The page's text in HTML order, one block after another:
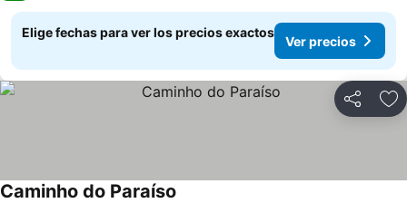
Elige fechas para ver los precios exactos
Ver precios
Compartir
Caminho do Paraíso